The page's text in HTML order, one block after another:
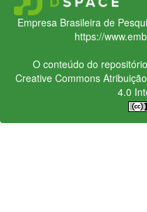
Empresa Brasileira de
https://
O conteúdo do
Creative Commons
4.0